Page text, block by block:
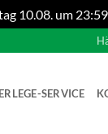
10.08. um
SERVICE